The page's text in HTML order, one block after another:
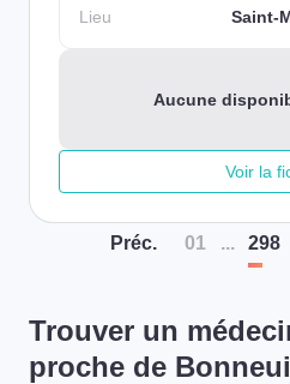
Lieu Saint-
Aucune
Voir la
Préc. 01 ... 298
Trouver un
proche de